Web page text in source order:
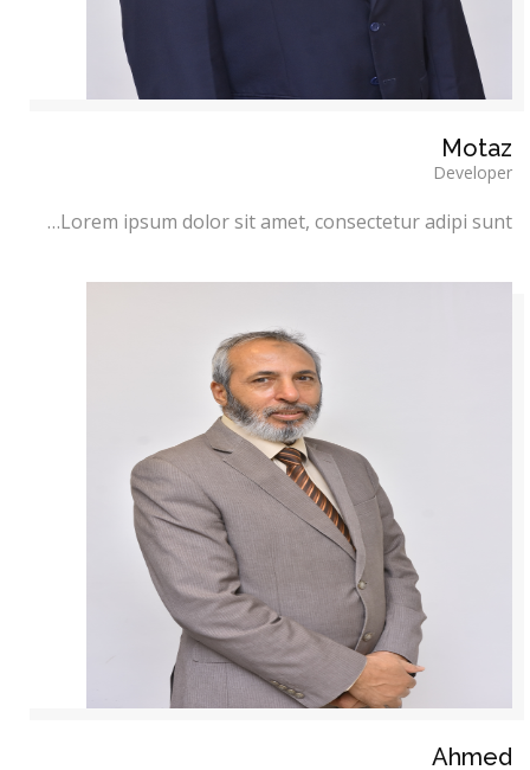
Motaz
Developer
Lorem ipsum dolor sit amet, consectetur adipi sunt…
Ahmed